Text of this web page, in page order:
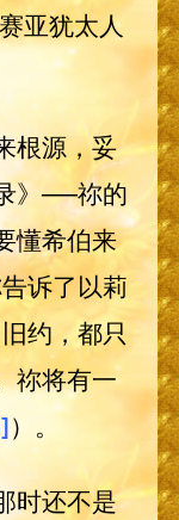
亚犹太人
根源，妥
》──祢的
懂希伯来
诉了以莉
约，都只
祢将有一
）。
时还不是